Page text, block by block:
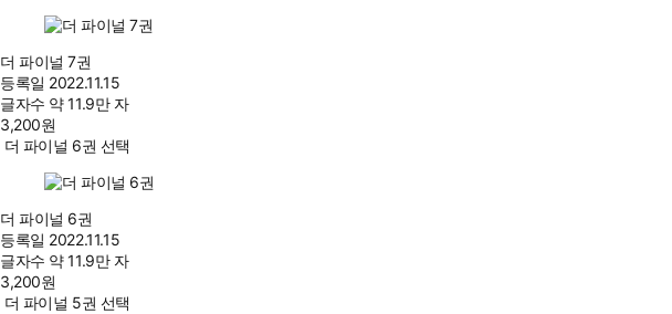
더 파이널 7권
등록일 2022.11.15
글자수 약 11.9만 자
3,200원
더 파이널 6권 선택
더 파이널 6권
등록일 2022.11.15
글자수 약 11.9만 자
3,200원
더 파이널 5권 선택